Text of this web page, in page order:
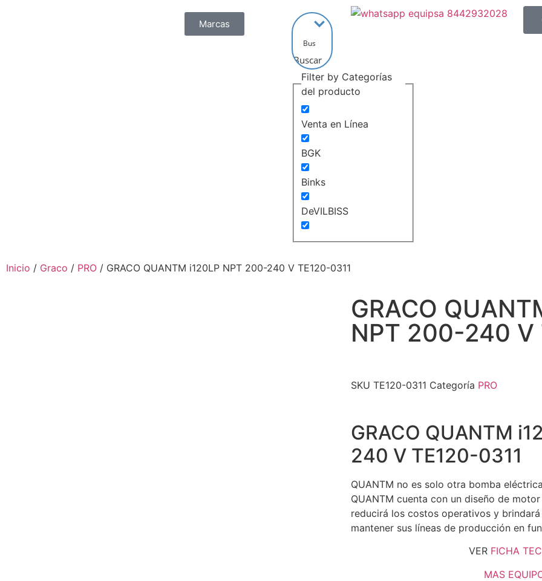
Marcas
Buscar
Filter by Categorías
del producto
Venta en Línea
BGK
Binks
DeVILBISS
ECCO Finishing
Hosco
Sames Kremlin
Promociones del Mes
Inicio / Graco / PRO / GRACO QUANTM i120LP NPT 200-240 V TE120-0311
GRACO
NPT 200-240 V
SKU TE120-0311 Categoría PRO
GRACO QUANTM
240 V TE120-0311
QUANTM no es solo otra bomba
QUANTM cuenta con un diseño de
reducirá los costos operativos y
mantener sus líneas de producción en
VER FICHA
MAS